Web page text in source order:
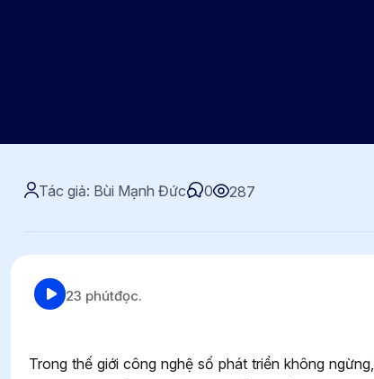
Tác giả: Bùi Mạnh Đức 0 287
23 phútđọc.
Trong thế giới công nghệ số phát triển không ngừng,